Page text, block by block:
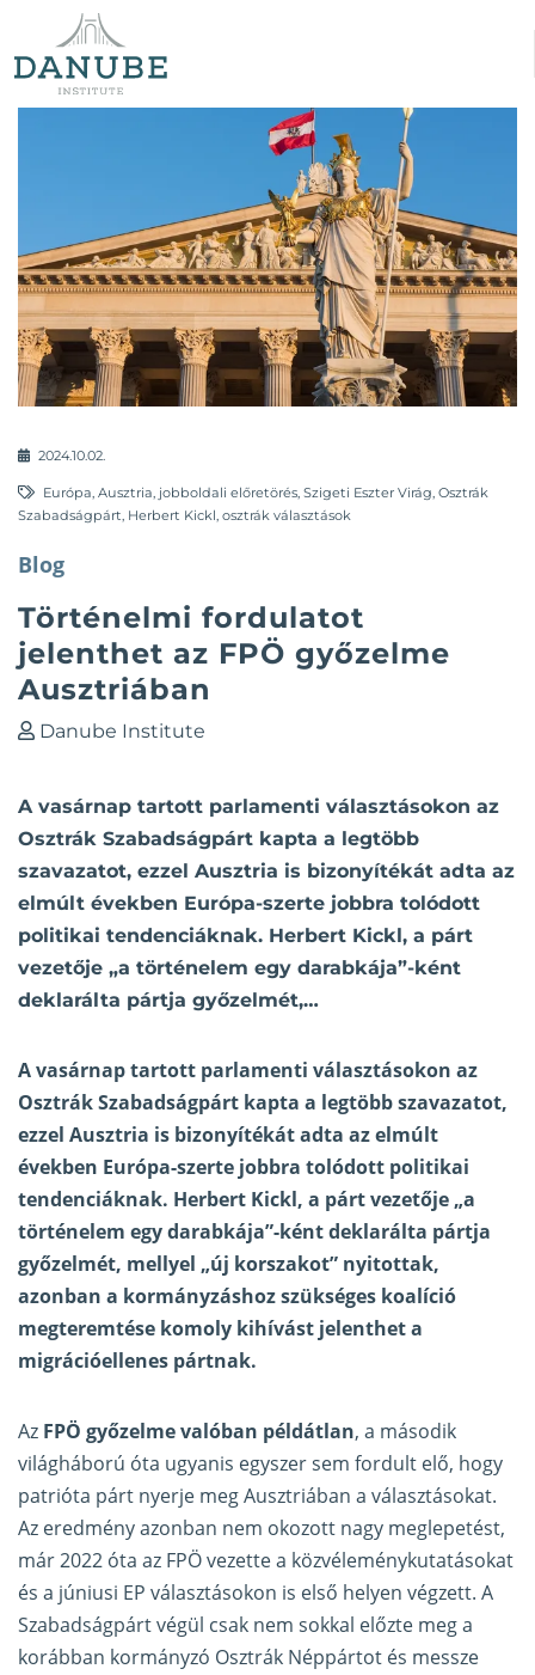
2024.10.02.
Európa, Ausztria, jobboldali előretörés, Szigeti Eszter Virág, Osztrák
Szabadságpárt, Herbert Kickl, osztrák választások
Blog
Történelmi fordulatot
jelenthet az FPÖ győzelme
Ausztriában
Danube Institute
A vasárnap tartott parlamenti választásokon az
Osztrák Szabadságpárt kapta a legtöbb
szavazatot, ezzel Ausztria is bizonyítékát adta az
elmúlt években Európa-szerte jobbra tolódott
politikai tendenciáknak. Herbert Kickl, a párt
vezetője „a történelem egy darabkája”-ként
deklarálta pártja győzelmét,…
A vasárnap tartott parlamenti választásokon az
Osztrák Szabadságpárt kapta a legtöbb szavazatot,
ezzel Ausztria is bizonyítékát adta az elmúlt
években Európa-szerte jobbra tolódott politikai
tendenciáknak. Herbert Kickl, a párt vezetője „a
történelem egy darabkája”-ként deklarálta pártja
győzelmét, mellyel „új korszakot” nyitottak,
azonban a kormányzáshoz szükséges koalíció
megteremtése komoly kihívást jelenthet a
migrációellenes pártnak.
Az FPÖ győzelme valóban példátlan, a második
világháború óta ugyanis egyszer sem fordult elő, hogy
patrióta párt nyerje meg Ausztriában a választásokat.
Az eredmény azonban nem okozott nagy meglepetést,
már 2022 óta az FPÖ vezette a közvéleménykutatásokat
és a júniusi EP választásokon is első helyen végzett. A
Szabadságpárt végül csak nem sokkal előzte meg a
korábban kormányzó Osztrák Néppártot és messze